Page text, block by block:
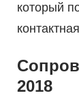
который
2018